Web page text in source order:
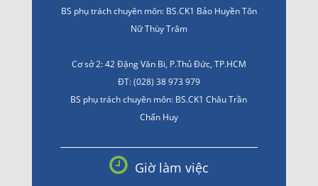
BS phụ trách chuyên môn: BS.CK1 Bảo Huyền Tôn
Nữ Thùy Trâm
Cơ sở 2: 42 Đặng Văn Bi, P.Thủ Đức, TP.HCM
ĐT: (028) 38 973 979
BS phụ trách chuyên môn: BS.CK1 Châu Trần
Chấn Huy
Giờ làm việc